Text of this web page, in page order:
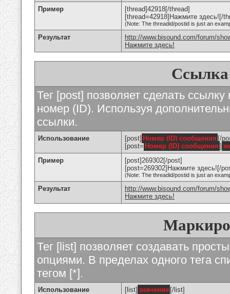
Пример
[thread]42918[/thread]
[thread=42918]Нажмите здесь![/
(Note: The threadid/postid is just an
Результат
http://www.bisound.com/forum/
Нажмите здесь!
Ссылка
Тег [post] позволяет сделать
номер (ID). Используя
ссылки.
Использование [post] Номер (ID) сообщения [/
[post= Номер (ID) сообщения ]
Пример
[post]269302[/post]
[post=269302]Нажмите здесь![/
(Note: The threadid/postid is just an
Результат
http://www.bisound.com/forum/
Нажмите здесь!
Тег [list] позволяет создавать
опциями. В пределах одного тега
тегом [*].
Использование [list] значение [/list]